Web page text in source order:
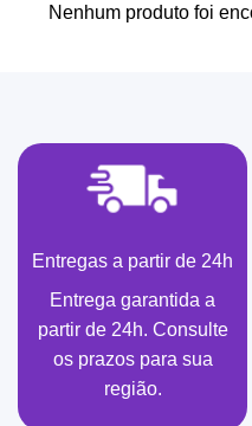
Nenhum produto foi
Entregas a partir de 24h
Entrega garantida a
partir de 24h. Consulte
os prazos para sua
região.